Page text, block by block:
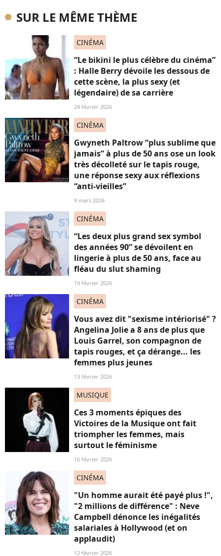
SUR LE MÊME THÈME
CINÉMA
“Le bikini le plus célèbre du cinéma”
: Halle Berry dévoile les dessous de
cette scène, la plus sexy (et
légendaire) de sa carrière
24 février 2026
CINÉMA
Gwyneth Paltrow “plus sublime que
jamais” à plus de 50 ans ose un look
très décolleté sur le tapis rouge,
une réponse sexy aux réflexions
“anti-vieilles”
9 mars 2026
CINÉMA
“Les deux plus grand sex symbol
des années 90” se dévoilent en
lingerie à plus de 50 ans, face au
fléau du slut shaming
19 février 2026
CINÉMA
Vous avez dit "sexisme intériorisé" ?
Angelina Jolie a 8 ans de plus que
Louis Garrel, son compagnon de
tapis rouges, et ça dérange... les
femmes plus jeunes
13 février 2026
MUSIQUE
Ces 3 moments épiques des
Victoires de la Musique ont fait
triompher les femmes, mais
surtout le féminisme
16 février 2026
CINÉMA
"Un homme aurait été payé plus !",
"2 millions de différence" : Neve
Campbell dénonce les inégalités
salariales à Hollywood (et on
applaudit)
12 février 2026